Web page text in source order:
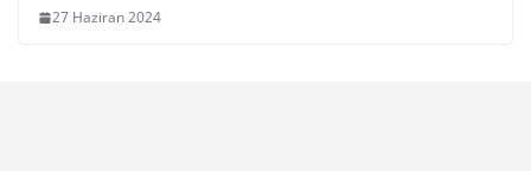
27 Haziran 2024